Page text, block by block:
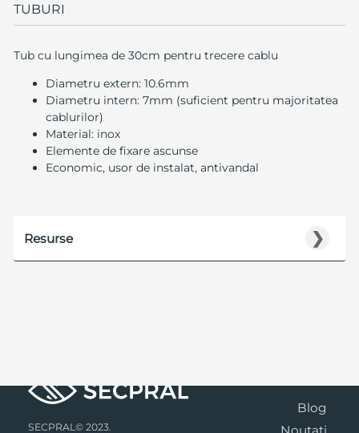
TUBURI
Tub cu lungimea de 30cm pentru trecere cablu
Diametru extern: 10.6mm
Diametru intern: 7mm (suficient pentru majoritatea
cablurilor)
Material: inox
Elemente de fixare ascunse
Economic, usor de instalat, antivandal
❯
Resurse
SECPRAL© 2023.
Blog